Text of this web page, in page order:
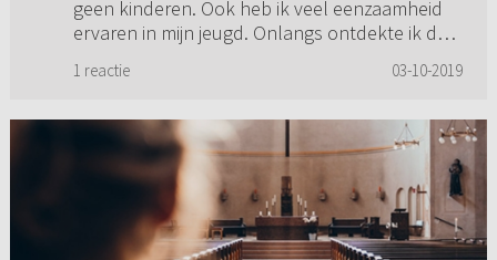
geen kinderen. Ook heb ik veel eenzaamheid
ervaren in mijn jeugd. Onlangs ontdekte ik dat
1 reactie 03-10-2019